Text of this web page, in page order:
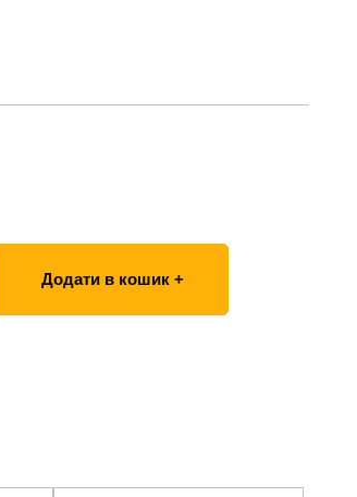
Додати в кошик +